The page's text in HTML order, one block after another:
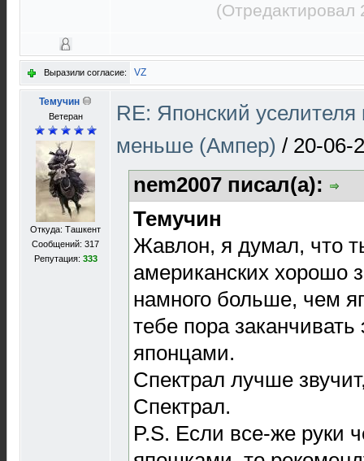
Выразили согласие: VZ
Темучин
Ветеран
Откуда: Ташкент
Сообщений: 317
Репутация: 333
RE: Японский
меньше (Ампер) / 20-06-
nem2007 писал(а):
Темучин
Жавлон, я думал, что
американских хорошо
намного больше, чем
тебе пора
японцами.
Спектрал лучше
Спектрал.
P.S. Если все-же руки